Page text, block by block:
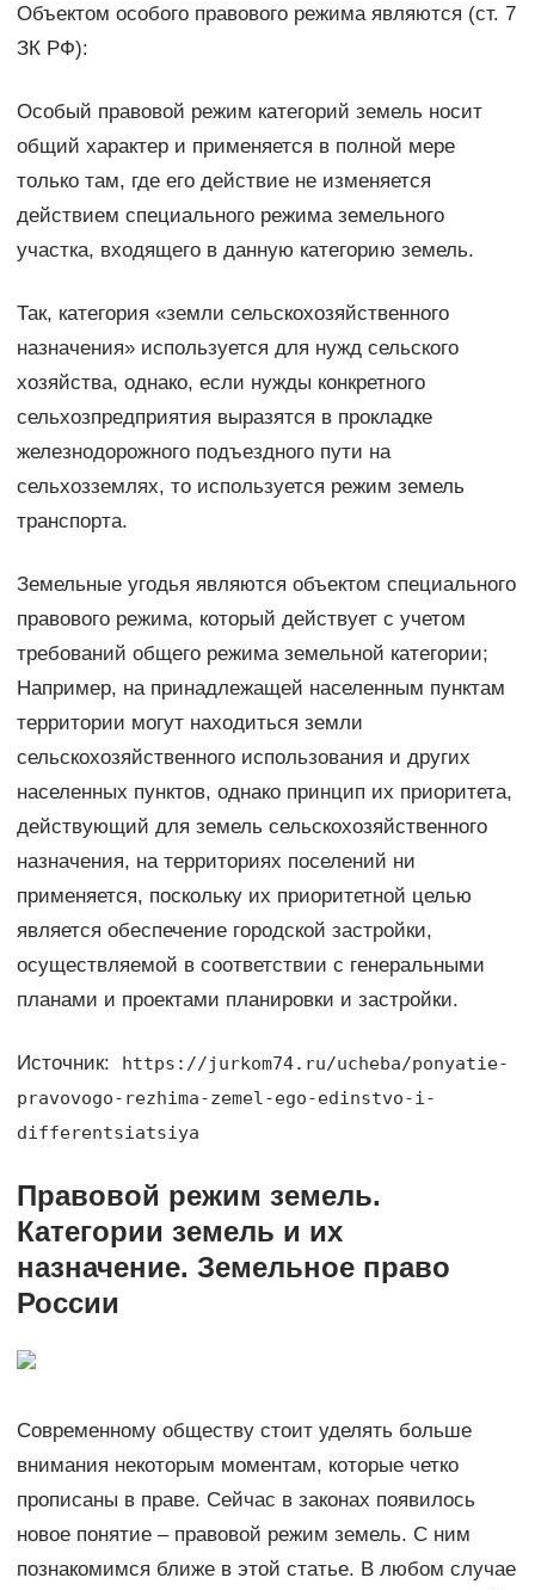
Объектом особого правового режима являются (ст. 7
ЗК РФ):
Особый правовой режим категорий земель носит
общий характер и применяется в полной мере
только там, где его действие не изменяется
действием специального режима земельного
участка, входящего в данную категорию земель.
Так, категория «земли сельскохозяйственного
назначения» используется для нужд сельского
хозяйства, однако, если нужды конкретного
сельхозпредприятия выразятся в прокладке
железнодорожного подъездного пути на
сельхозземлях, то используется режим земель
транспорта.
Земельные угодья являются объектом специального
правового режима, который действует с учетом
требований общего режима земельной категории;
Например, на принадлежащей населенным пунктам
территории могут находиться земли
сельскохозяйственного использования и других
населенных пунктов, однако принцип их приоритета,
действующий для земель сельскохозяйственного
назначения, на территориях поселений ни
применяется, поскольку их приоритетной целью
является обеспечение городской застройки,
осуществляемой в соответствии с генеральными
планами и проектами планировки и застройки.
Источник:
https://jurkom74.ru/ucheba/ponyatie-
pravovogo-rezhima-zemel-ego-edinstvo-i-
differentsiatsiya
Правовой режим земель.
Категории земель и их
назначение. Земельное право
России
Современному обществу стоит уделять больше
внимания некоторым моментам, которые четко
прописаны в праве. Сейчас в законах появилось
новое понятие – правовой режим земель. С ним
познакомимся ближе в этой статье. В любом случае